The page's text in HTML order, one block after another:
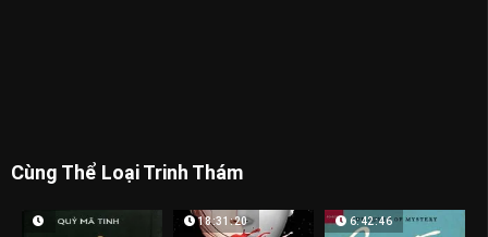
Cùng Thể Loại Trinh Thám
18:31:20 6:42:46